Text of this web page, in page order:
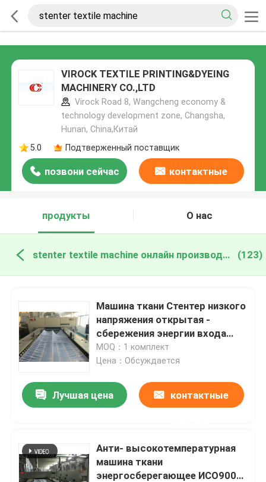
VIROCK TEXTILE PRINTING&DYEING
MACHINERY CO.,LTD
Virock Road 8, Wangcheng economy &
technology development zone, Changsha,
Hunan, China,Китай
5.0
Подтверженный поставщик
позвони сейчас контактные
продукты
О нас
stenter textile machine онлайн производство (123)
Машина ткани Стентер низкого
напряжения открытая -
сбережения энергии входа
ширины
MOQ：1 комплект
Цена：Обсуждается
Лучшая цена контактные
Анти- высокотемпературная
машина ткани
энергосберегающее ИСО9001